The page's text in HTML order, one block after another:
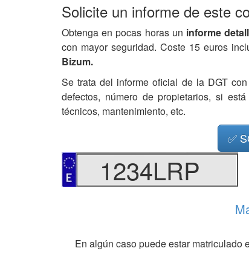
Solicite un informe de este
Obtenga en pocas horas un informe
con mayor seguridad. Coste 15 euros
Bizum.
Se trata del informe oficial de la DGT
defectos, número de propietarios, si
técnicos, mantenimiento, etc.
✅
1234LRP
En algún caso puede estar matriculado